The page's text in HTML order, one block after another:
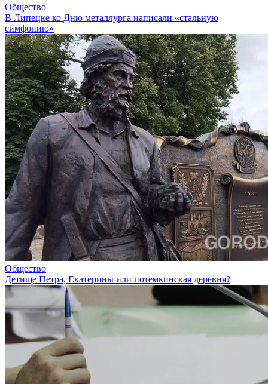
Общество
В Липецке ко Дню металлурга написали «стальную
симфонию»
Общество
Детище Петра, Екатерины или потемкинская деревня?